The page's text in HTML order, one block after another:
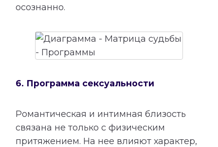
осознанно.
6. Программа сексуальности
Романтическая и интимная близость
связана не только с физическим
притяжением. На нее влияют характер,